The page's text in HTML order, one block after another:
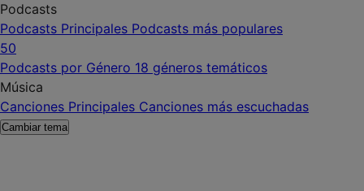
Podcasts
Podcasts Principales Podcasts más populares
50
Podcasts por Género 18 géneros temáticos
Música
Canciones Principales Canciones más escuchadas
Cambiar tema